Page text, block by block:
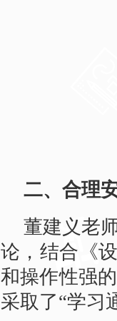
二、合理
董建义老
论，结合《
和操作性强
采取了“学习